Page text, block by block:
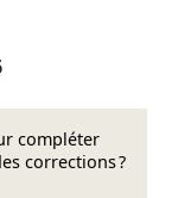
compléter
corrections ?